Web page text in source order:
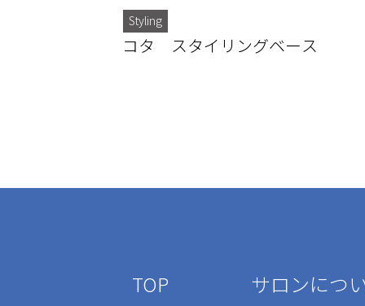
Styling
コタ スタイリングベース
TOP サロンにつ